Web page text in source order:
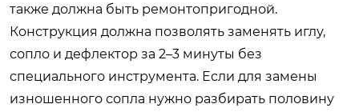
также должна быть ремонтопригодной.
Конструкция должна позволять заменять иглу,
сопло и дефлектор за 2–3 минуты без
специального инструмента. Если для замены
изношенного сопла нужно разбирать половину